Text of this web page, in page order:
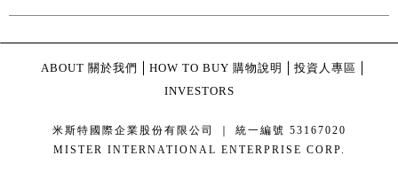
ABOUT 關於我們 HOW TO BUY 購物說明
投資人專區
INVESTORS
米斯特國際企業股份有限公司 ｜ 統一編號 53167020
MISTER INTERNATIONAL ENTERPRISE CORP.